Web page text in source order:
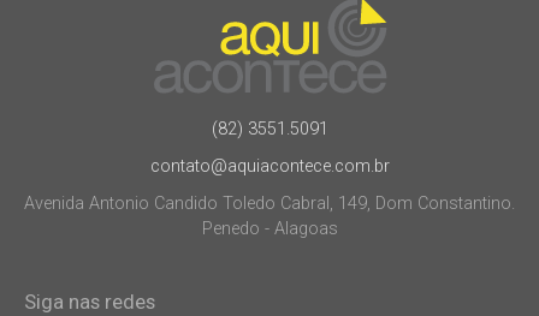
(82) 3551.5091
contato@aquiacontece.com.br
Avenida Antonio Candido Toledo Cabral, 149, Dom Constantino.
Penedo - Alagoas
Siga nas redes